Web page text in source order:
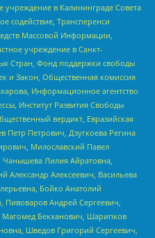
учреждение в Калининграде Совета
содействие, Трансперенси
Массовой Информации,
учреждение в Санкт-
Стран, Фонд поддержки свободы
и Закон, Общественная комиссия
Информационное агентство
Институт Развития Свободы
вердикт, Евразийская
Петр Петрович, Дзугкоева Регина
Милославский Павел
Лилия Айратовна,
Александр Алексеевич, Васильева
Бойко Анатолий
Пивоваров Андрей Сергеевич,
Магомед Бекханович, Шарипков
Шведов Григорий Сергеевич,